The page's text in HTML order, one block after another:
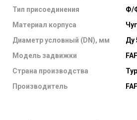
Тип присоединения
Ф/
Материал корпуса
Диаметр условный (DN), мм
Ду
Модель задвижки
Страна производства
Производитель
FAF